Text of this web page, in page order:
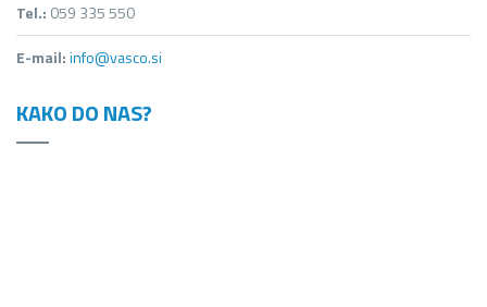
Tel.: 059 335 550
E-mail:info@vasco.si
KAKO DO NAS?